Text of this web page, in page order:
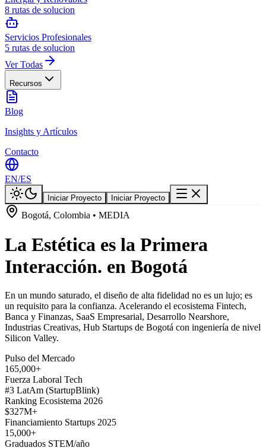
8 rutas de solucion
Servicios Profesionales
5 rutas de solucion
Ver Todas
Recursos
Blog
Insights y Artículos
Contacto
EN/ES
Iniciar Proyecto Iniciar Proyecto
Bogotá, Colombia • MEDIA
La Estética es la Primera
Interacción. en Bogotá
En un mundo saturado, el diseño de alta fidelidad no es un lujo; es
un requisito para la confianza. Acelerando el ecosistema Fintech,
Banca y Finanzas, SaaS Empresarial, Desarrollo Nearshore,
Industrias Creativas, Hub Startups de Bogotá con ingeniería de nivel
Silicon Valley.
Pulso del Mercado
165,000+
Fuerza Laboral Tech
#3 LatAm (StartupBlink)
Ranking Ecosistema 2026
$327M+
Financiamiento Startups 2025
15,000+
Graduados STEM/año